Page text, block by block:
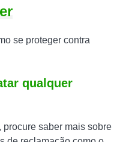
se proteger contra
qualquer
saber mais sobre